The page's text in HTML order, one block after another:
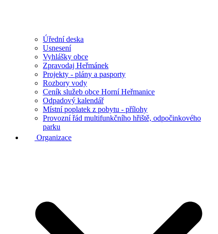
Úřední deska
Usnesení
Vyhlášky obce
Zpravodaj Heřmánek
Projekty - plány a pasporty
Rozbory vody
Ceník služeb obce Horní Heřmanice
Odpadový kalendář
Místní poplatek z pobytu - přílohy
Provozní řád multifunkčního hřiště, odpočinkového
parku
Organizace